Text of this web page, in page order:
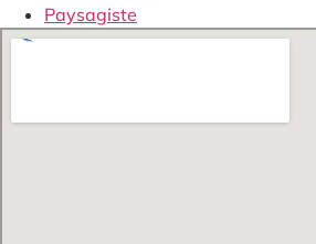
Paysagiste